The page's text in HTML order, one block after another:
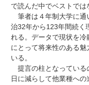
で読んだ中でベストでは
筆者は４年制大学に通
治32年から123年間続く
れる。データで現状を
にとって将来性のある
いる。
提言の柱となっている
日に減らして他業種へ